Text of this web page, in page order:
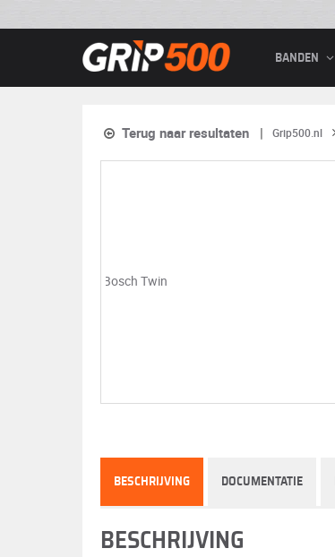
BANDEN
Terug naar resultaten Grip500.nl
BESCHRIJVING DOCUMENTATIE
BESCHRIJVING